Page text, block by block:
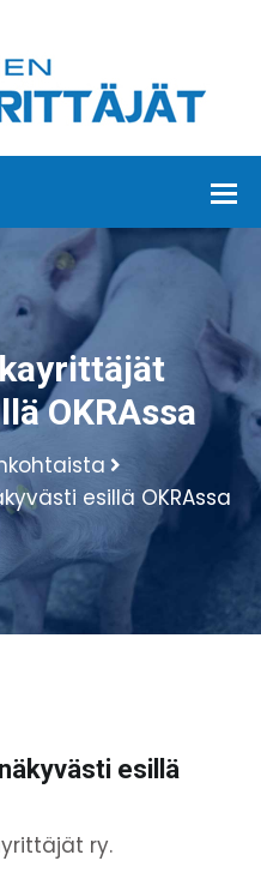
OKRAssa
esillä OKRAssa
esillä
ry.